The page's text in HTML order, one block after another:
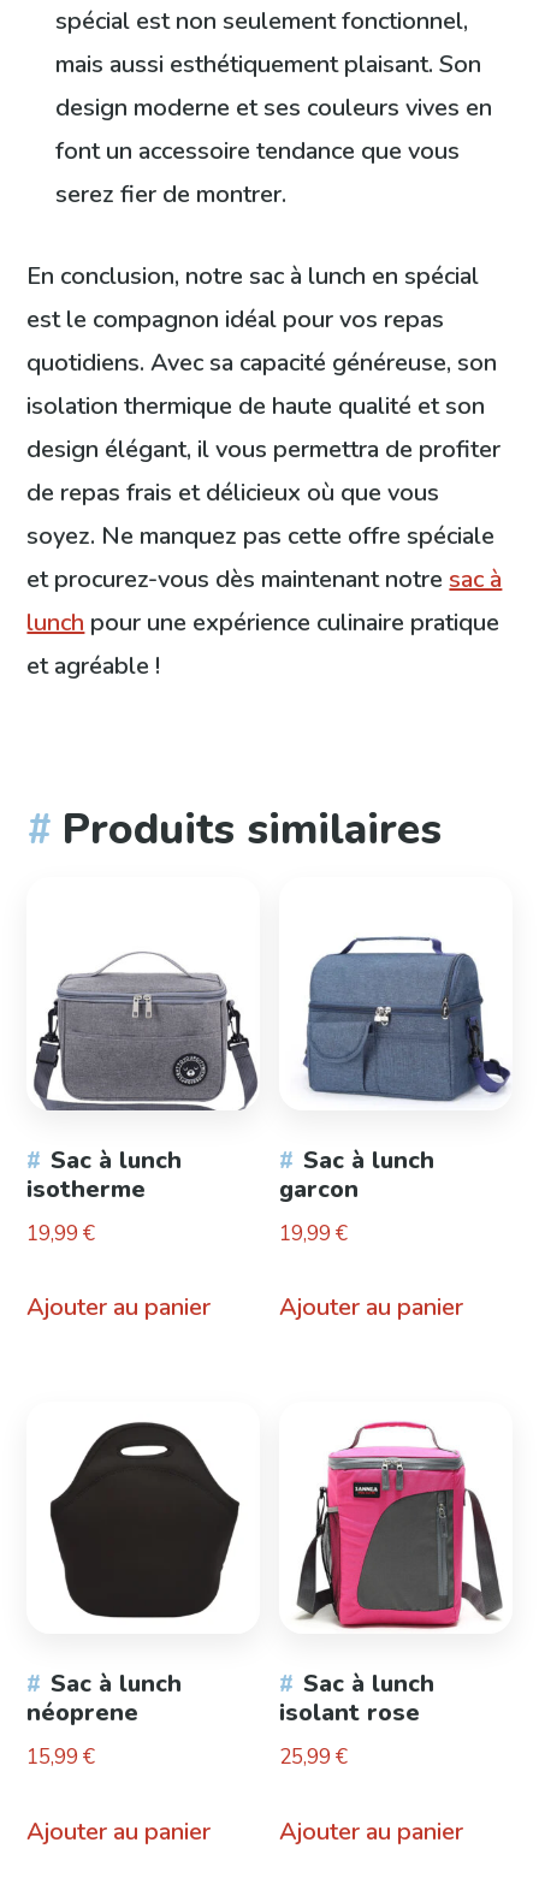
spécial est non seulement fonctionnel,
mais aussi esthétiquement plaisant. Son
design moderne et ses couleurs vives en
font un accessoire tendance que vous
serez fier de montrer.
En conclusion, notre sac à lunch en spécial
est le compagnon idéal pour vos repas
quotidiens. Avec sa capacité généreuse, son
isolation thermique de haute qualité et son
design élégant, il vous permettra de profiter
de repas frais et délicieux où que vous
soyez. Ne manquez pas cette offre spéciale
et procurez-vous dès maintenant notre sac à
lunch pour une expérience culinaire pratique
et agréable !
Produits similaires
Sac à lunch
isotherme
19,99€
Ajouter au panier
Sac à lunch
garcon
19,99€
Ajouter au panier
Sac à lunch
néoprene
15,99€
Ajouter au panier
Sac à lunch
isolant rose
25,99€
Ajouter au panier